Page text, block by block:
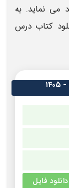
می نماید. به
کتاب درس
دانلود فایل